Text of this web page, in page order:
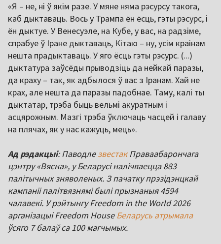
«Я – не, ні ў якім разе. У мяне няма рэсурсу такога,
каб дыктаваць. Вось у Трампа ён ёсць, гэты рэсурс, і
ён дыктуе. У Венесуэле, на Кубе, у вас, на радзіме,
спрабуе ў Іране дыктаваць, Кітаю – ну, усім краінам
нешта прадыктаваць. У яго ёсць гэты рэсурс. (...)
дыктатура заўсёды прыводзіць да нейкай паразы,
да краху – так, як адбылося ў вас з Іранам. Хай не
крах, але нешта да паразы падобнае. Таму, калі ты
дыктатар, трэба быць вельмі акуратным і
асцярожным. Мазгі трэба ўключаць часцей і галаву
на плячах, як у нас кажуць, мець».
Ад рэдакцыі: ПаводлезвестакПраваабарончага
цэнтру «Вясна», у Беларусі налічваецца 883
палітычных зняволеных. З пачатку прэзідэнцкай
кампаніі палітвязнямі былі прызнаныя 4594
чалавекі. У рэйтынгу Freedom in the World 2026
арганізацыі Freedom HouseБеларусь атрымала
ўсяго 7 балаў са 100 магчымых.